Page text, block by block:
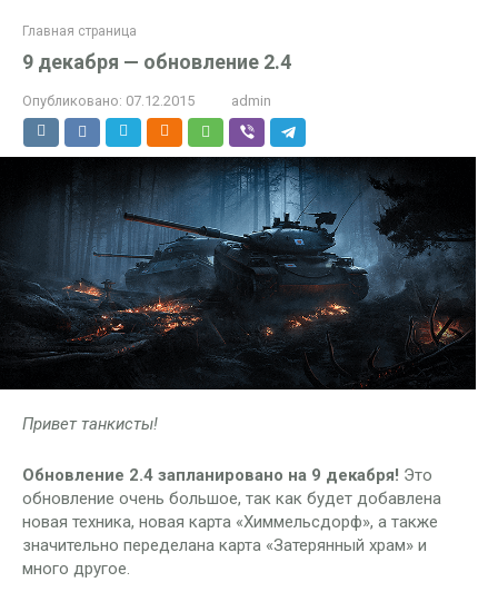
Главная страница
9 декабря — обновление 2.4
Опубликовано: 07.12.2015 admin
Привет танкисты!
Обновление 2.4 запланировано на 9 декабря! Это
обновление очень большое, так как будет добавлена
новая техника, новая карта «Химмельсдорф», а также
значительно переделана карта «Затерянный храм» и
много другое.